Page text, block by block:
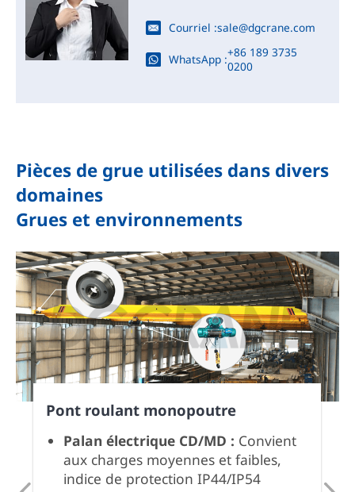
Courriel :sale@dgcrane.com
WhatsApp :+86 189 3735
0200
Pièces de grue utilisées dans divers
domaines
Grues et environnements
Pont roulant monopoutre
Palan électrique CD/MD : Convient
aux charges moyennes et faibles,
indice de protection IP44/IP54